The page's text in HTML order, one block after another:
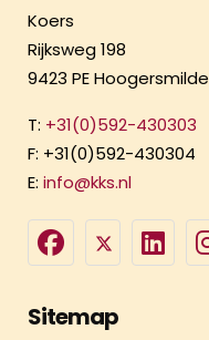
Koers
Rijksweg 198
9423 PE Hoogersmilde
T: +31(0)592-430303
F: +31(0)592-430304
E: info@kks.nl
Sitemap